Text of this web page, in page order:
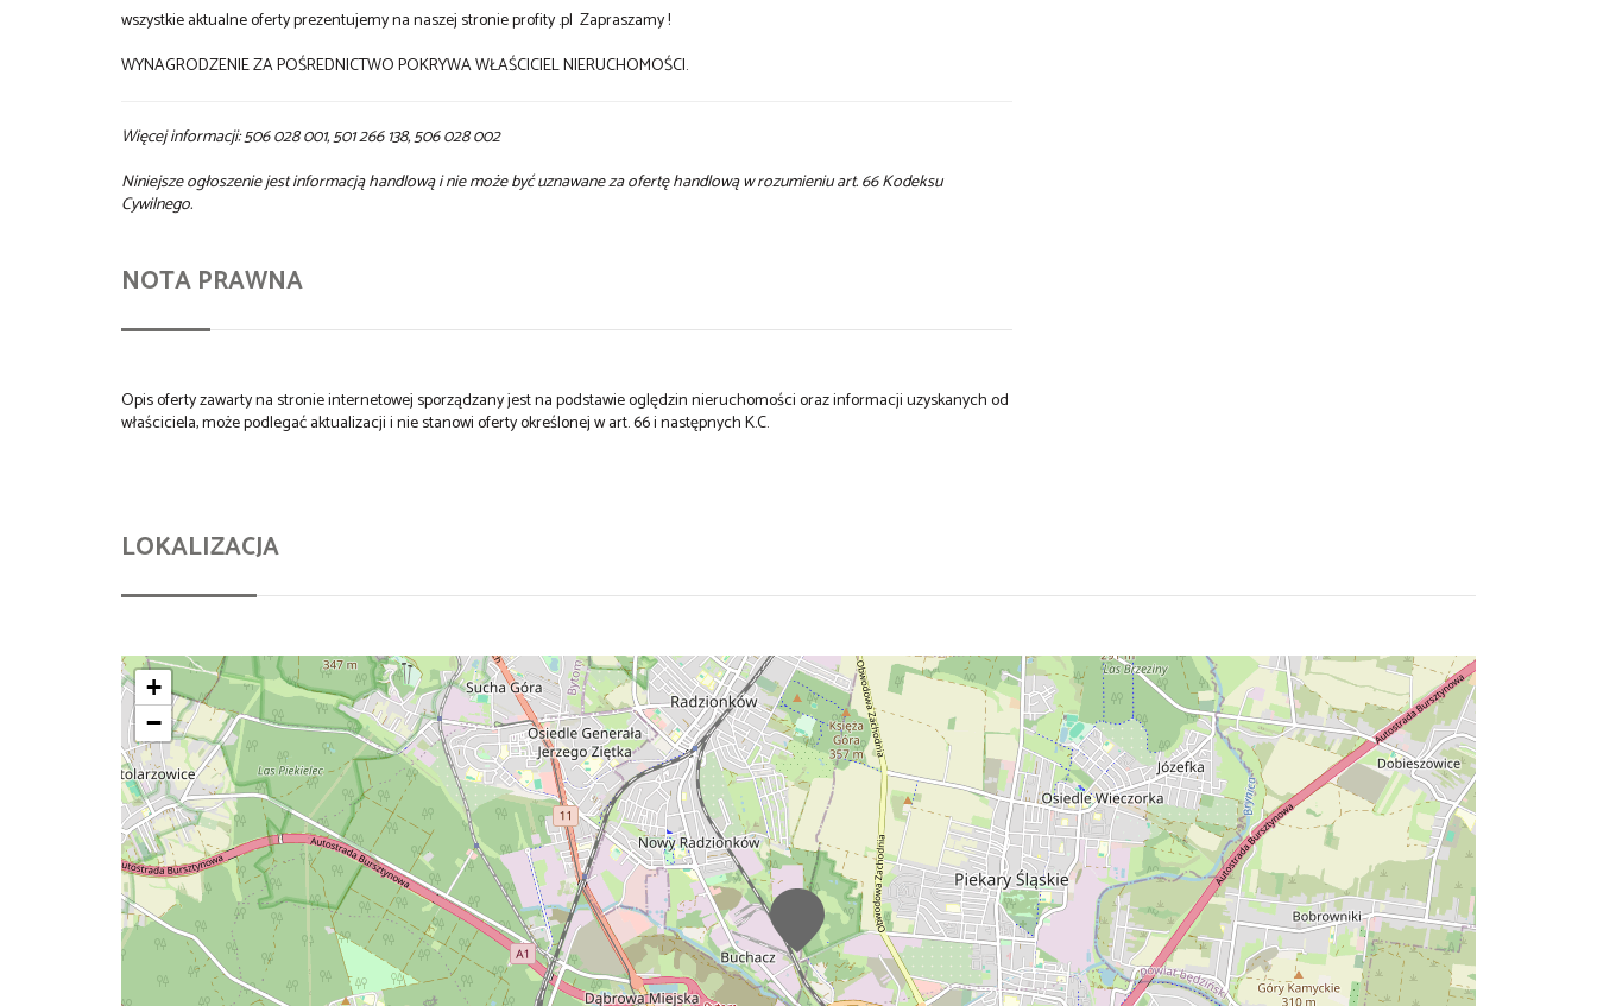
wszystkie aktualne oferty prezentujemy na naszej stronie profity .pl Zapraszamy !
WYNAGRODZENIE ZA POŚREDNICTWO POKRYWA WŁAŚCICIEL NIERUCHOMOŚCI.
Więcej informacji: 506 028 001, 501 266 138, 506 028 002
Niniejsze ogłoszenie jest informacją handlową i nie może być uznawane za ofertę handlową w rozumieniu art. 66 Kodeksu
Cywilnego.
NOTA PRAWNA
Opis oferty zawarty na stronie internetowej sporządzany jest na podstawie oględzin nieruchomości oraz informacji uzyskanych od
właściciela, może podlegać aktualizacji i nie stanowi oferty określonej w art. 66 i następnych K.C.
LOKALIZACJA
+
−